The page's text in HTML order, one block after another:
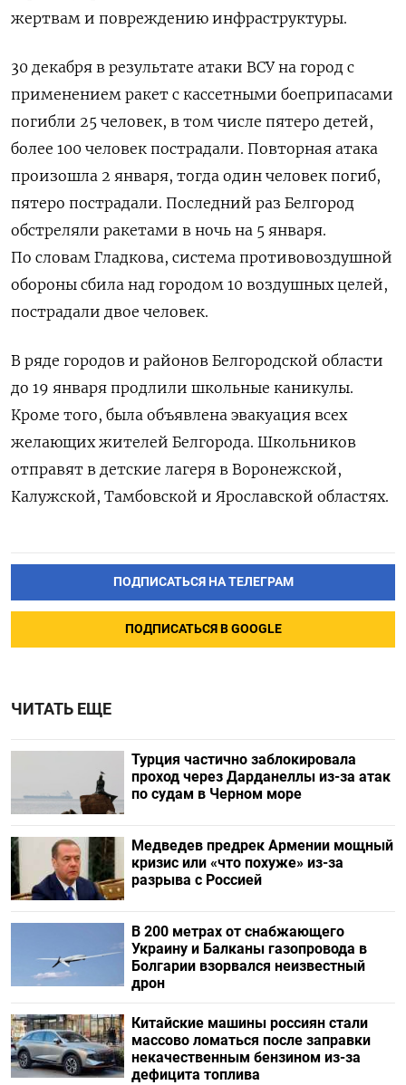
жертвам и повреждению инфраструктуры.
30 декабря в результате атаки ВСУ на город с
применением ракет с кассетными боеприпасами
погибли 25 человек, в том числе пятеро детей,
более 100 человек пострадали. Повторная атака
произошла 2 января, тогда один человек погиб,
пятеро пострадали. Последний раз Белгород
обстреляли ракетами в ночь на 5 января.
По словам Гладкова, система противовоздушной
обороны сбила над городом 10 воздушных целей,
пострадали двое человек.
В ряде городов и районов Белгородской области
до 19 января продлили школьные каникулы.
Кроме того, была объявлена эвакуация всех
желающих жителей Белгорода. Школьников
отправят в детские лагеря в Воронежской,
Калужской, Тамбовской и Ярославской областях.
ПОДПИСАТЬСЯ НА ТЕЛЕГРАМ
ПОДПИСАТЬСЯ В GOOGLE
ЧИТАТЬ ЕЩЕ
Турция частично заблокировала
проход через Дарданеллы из-за атак
по судам в Черном море
Медведев предрек Армении мощный
кризис или «что похуже» из-за
разрыва с Россией
В 200 метрах от снабжающего
Украину и Балканы газопровода в
Болгарии взорвался неизвестный
дрон
Китайские машины россиян стали
массово ломаться после заправки
некачественным бензином из-за
дефицита топлива